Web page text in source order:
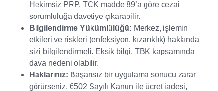
Hekimsiz PRP, TCK madde 89’a göre cezai
sorumluluğa davetiye çıkarabilir.
Bilgilendirme Yükümlülüğü: Merkez, işlemin
etkileri ve riskleri (enfeksiyon, kızarıklık) hakkında
sizi bilgilendirmeli. Eksik bilgi, TBK kapsamında
dava nedeni olabilir.
Haklarınız: Başarısız bir uygulama sonucu zarar
görürseniz, 6502 Sayılı Kanun ile ücret iadesi,